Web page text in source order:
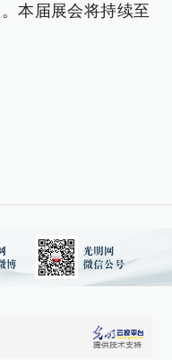
本届展会将持续至